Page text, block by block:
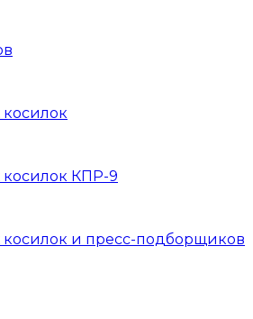
КПР-9
и пресс-подборщиков